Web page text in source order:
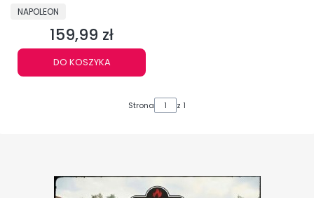
PRODUCENT
NAPOLEON
Cena
159,99 zł
DO KOSZYKA
Strona z 1